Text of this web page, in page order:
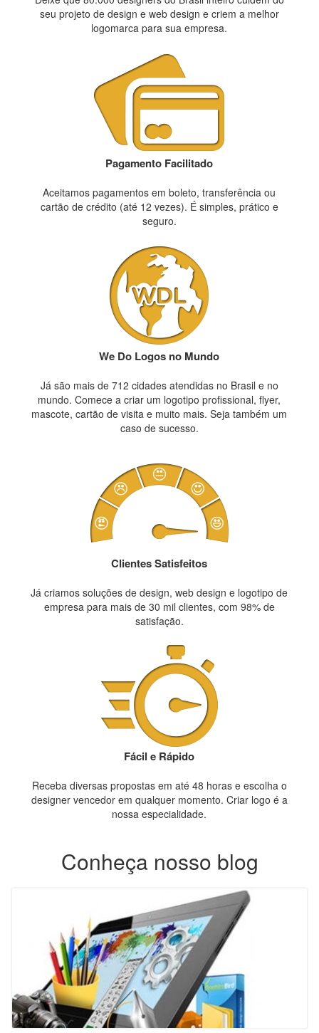
seu projeto de design e web design e criem a melhor
logomarca para sua empresa.
Pagamento Facilitado
Aceitamos pagamentos em boleto, transferência ou
cartão de crédito (até 12 vezes). É simples, prático e
seguro.
We Do Logos no Mundo
Já são mais de 712 cidades atendidas no Brasil e no
mundo. Comece a criar um logotipo profissional, flyer,
mascote, cartão de visita e muito mais. Seja também um
caso de sucesso.
Clientes Satisfeitos
Já criamos soluções de design, web design e logotipo de
empresa para mais de 30 mil clientes, com 98% de
satisfação.
Fácil e Rápido
Receba diversas propostas em até 48 horas e escolha o
designer vencedor em qualquer momento. Criar logo é a
nossa especialidade.
Conheça nosso blog